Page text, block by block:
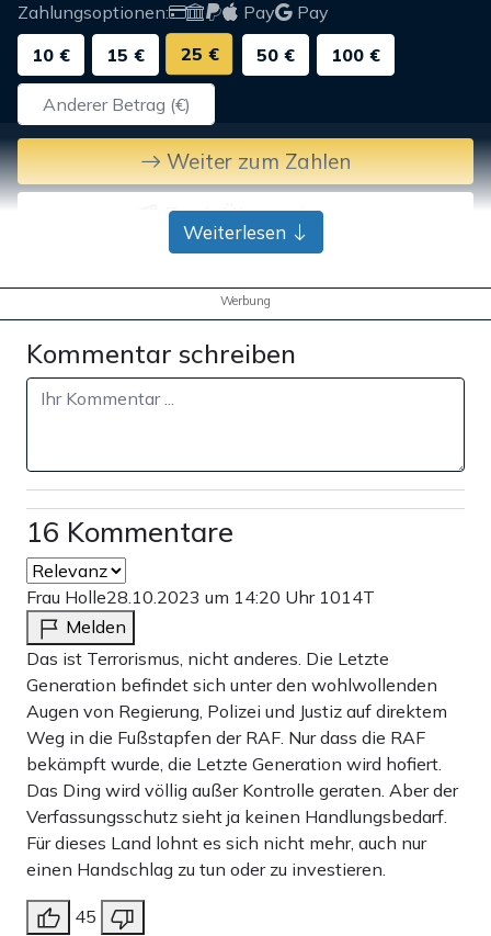
Zahlungsoptionen: Pay
Pay
10 €
15 € 25 € 50 € 100 €
Weiter zum Zahlen
Bank-Überweisung
Weiterlesen
Werbung
Kommentar schreiben
16 Kommentare
Frau Holle28.10.2023 um 14:20 Uhr 1014T
Melden
Das ist Terrorismus, nicht anderes. Die Letzte
Generation befindet sich unter den wohlwollenden
Augen von Regierung, Polizei und Justiz auf direktem
Weg in die Fußstapfen der RAF. Nur dass die RAF
bekämpft wurde, die Letzte Generation wird hofiert.
Das Ding wird völlig außer Kontrolle geraten. Aber der
Verfassungsschutz sieht ja keinen Handlungsbedarf.
Für dieses Land lohnt es sich nicht mehr, auch nur
einen Handschlag zu tun oder zu investieren.
45